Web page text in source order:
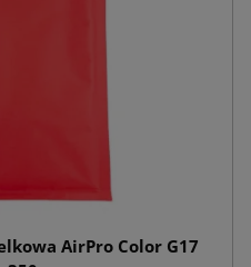
AirPro Color G17